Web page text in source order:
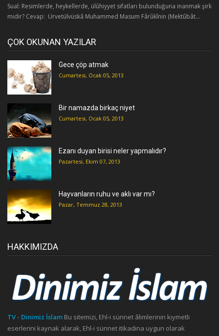
Sual: Resimlerde, heykellerde, ülûhiyyet sıfatları bulunduğuna inanmak şirk
midir? Cevap: Urvetülvüskâ Muhammed Masum Fârûkînin (Mektûbât...
ÇOK OKUNAN YAZILAR
Gece çöp atmak
Cumartesi, Ocak 05, 2013
Bir namazda birkaç niyet
Cumartesi, Ocak 05, 2013
Ezanı duyan birisi neler yapmalıdır?
Pazartesi, Ekim 07, 2013
Hayvanların ruhu ve aklı var mı?
Pazar, Temmuz 28, 2013
HAKKIMIZDA
TV - Dinimiz İslam Bu sitemizi, Ehl-i sünnet âlimlerinin kıymetli
eserlerini kaynak alarak, Ehl-i sünnet itikadına uygun olarak